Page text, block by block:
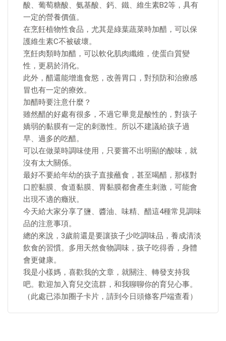
酸、葡萄糖酸、氨基酸、鈣、鐵、維生素B2等，具有
一定的營養價值。
在烹飪植物性食品，尤其是綠葉蔬菜時加醋，可以保
護維生素C不被破壞。
烹飪肉類時加醋，可以軟化肌肉纖維，使蛋白質變
性，更易於消化。
此外，醋還能增進食慾，改善胃口，對預防和治療感
冒也有一定的療效。
加醋時要注意什麼？
雖然醋的好處有很多，不過它畢竟是酸性的，對孩子
嬌弱的黏膜有一定的刺激性。所以不建議給孩子過
早、過多的吃醋。
可以在做菜時調味使用，只要嘗不出明顯的酸味，就
沒有太大關係。
最好不要給年幼的孩子直接蘸食，甚至喝醋，那樣對
口腔黏膜、食道黏膜、胃黏膜都會產生刺激，可能會
出現不適的癥狀。
今天給大家分享了鹽、醬油、味精、醋這4種常見調味
品的注意事項。
總的來說，3歲前還是要讓孩子少吃調味品，養成清淡
飲食的習慣。多用天然食物調味，孩子吃得香，身體
會更健康。
我是小樣媽，喜歡我的文章，就關注、轉發支持我
吧。歡迎加入育兒交流群，和我聊聊你的育兒心事。
（此處已添加圈子卡片，請到今日頭條客戶端查看）